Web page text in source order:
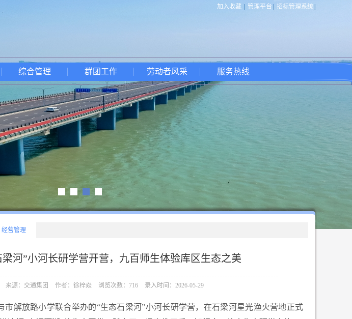
2 3
加入收藏 管理平台 招标管理系统
综合管理 群团工作 劳动者风采 服务热线
经营管理
梁河”小河长研学营开营，九百师生体验库区生态之美
来源：交通集团 作者：徐梓焱 浏览次数：716 录入时间：2026-05-29
市解放路小学联合举办的“生态石梁河”小河长研学营，在石梁河星光渔火营地正式